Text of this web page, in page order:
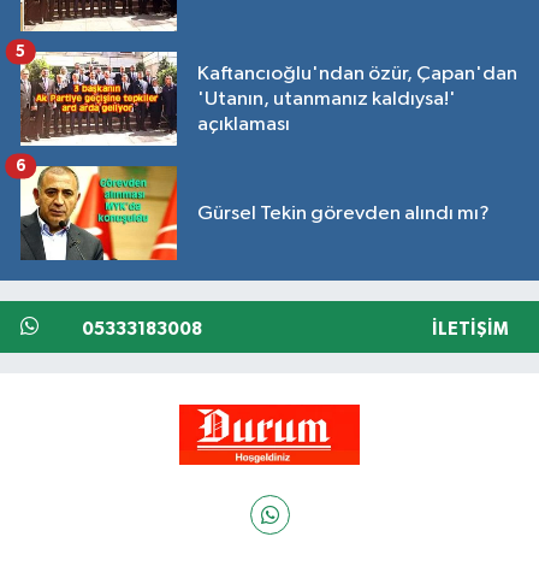
Kaftancıoğlu'ndan özür, Çapan'dan
'Utanın, utanmanız kaldıysa!'
açıklaması
5
Gürsel Tekin görevden alındı mı?
6
05333183008 İLETIŞIM